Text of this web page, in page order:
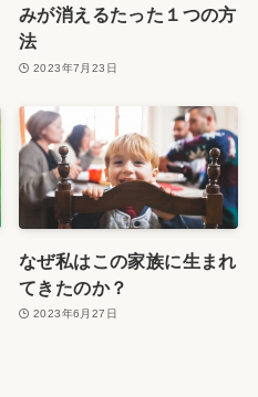
みが消えるたった１つの方
法
2023年7月23日
なぜ私はこの家族に生まれ
てきたのか？
2023年6月27日